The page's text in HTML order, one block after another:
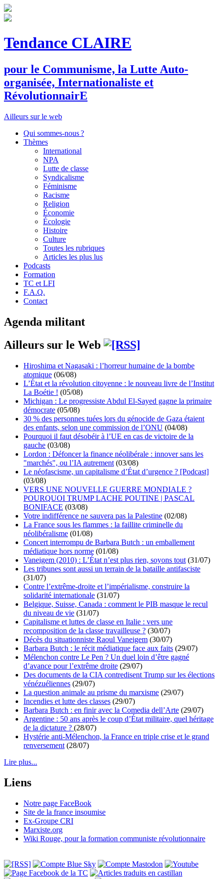
Tendance CLAIRE
pour le Communisme, la Lutte Auto-
organisée, Internationaliste et
RévolutionnairE
Ailleurs sur le web
Qui sommes-nous ?
Thèmes
International
NPA
Lutte de classe
Syndicalisme
Féminisme
Racisme
Religion
Économie
Écologie
Histoire
Culture
Toutes les rubriques
Articles les plus lus
Podcasts
Formation
TC et LFI
F.A.Q.
Contact
Agenda militant
Ailleurs sur le Web
Hiroshima et Nagasaki : l’horreur humaine de la bombe
atomique (06/08)
L’État et la révolution citoyenne : le nouveau livre de l’Institut
La Boétie ! (05/08)
Michigan : Le progressiste Abdul El-Sayed gagne la primaire
démocrate (05/08)
30 % des personnes tuées lors du génocide de Gaza étaient
des enfants, selon une commission de l’ONU (04/08)
Pourquoi il faut désobéir à l’UE en cas de victoire de la
gauche (03/08)
Lordon : Défoncer la finance néolibérale : innover sans les
"marchés", ou l’IA autrement (03/08)
Le néofascisme, un capitalisme d’État d’urgence ? [Podcast]
(03/08)
VERS UNE NOUVELLE GUERRE MONDIALE ?
POURQUOI TRUMP LACHE POUTINE | PASCAL
BONIFACE (03/08)
Votre indifférence ne sauvera pas la Palestine (02/08)
La France sous les flammes : la faillite criminelle du
néolibéralisme (01/08)
Concert interrompu de Barbara Butch : un emballement
médiatique hors norme (01/08)
Vaneigem (2010) : L’État n’est plus rien, soyons tout (31/07)
Les tribunes sont aussi un terrain de la bataille antifasciste
(31/07)
Contre l’extrême-droite et l’impérialisme, construire la
solidarité internationale (31/07)
Belgique, Suisse, Canada : comment le PIB masque le recul
du niveau de vie (31/07)
Capitalisme et luttes de classe en Italie : vers une
recomposition de la classe travailleuse ? (30/07)
Décès du situationniste Raoul Vaneigem (30/07)
Barbara Butch : le récit médiatique face aux faits (29/07)
Mélenchon contre Le Pen ? Un duel loin d’être gagné
d’avance pour l’extrême droite (29/07)
Des documents de la CIA contredisent Trump sur les élections
vénézuéliennes (29/07)
La question animale au prisme du marxisme (29/07)
Incendies et lutte des classes (29/07)
Barbara Butch : en finir avec la Comedia dell’Arte (29/07)
Argentine : 50 ans après le coup d’État militaire, quel héritage
de la dictature ? (28/07)
Hystérie anti-Mélenchon, la France en triple crise et le grand
renversement (28/07)
Lire plus...
Liens
Notre page FaceBook
Site de la france insoumise
Ex-Groupe CRI
Marxiste.org
Wiki Rouge, pour la formation communiste révolutionnaire